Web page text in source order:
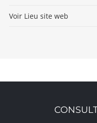
Voir Lieu site web